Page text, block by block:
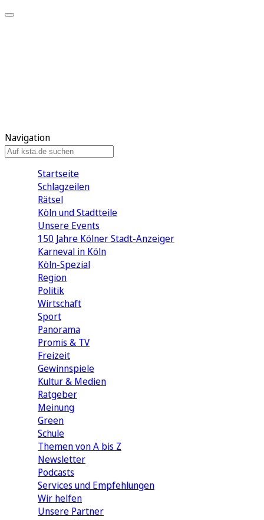
Navigation
Startseite
Schlagzeilen
Rätsel
Köln und Stadtteile
Unsere Events
150 Jahre Kölner Stadt-Anzeiger
Karneval in Köln
Köln-Spezial
Region
Politik
Wirtschaft
Sport
Panorama
Promis & TV
Freizeit
Gewinnspiele
Kultur & Medien
Ratgeber
Meinung
Green
Schule
Themen von A bis Z
Newsletter
Podcasts
Services und Empfehlungen
Wir helfen
Unsere Partner